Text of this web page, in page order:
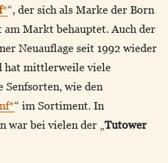
*“, der sich als Marke der Born
Markt behauptet. Auch der
Neuauflage seit 1992 wieder
hat mittlerweile viele
Senfsorten, wie den
“ im Sortiment. In
bei vielen der „ Tutower